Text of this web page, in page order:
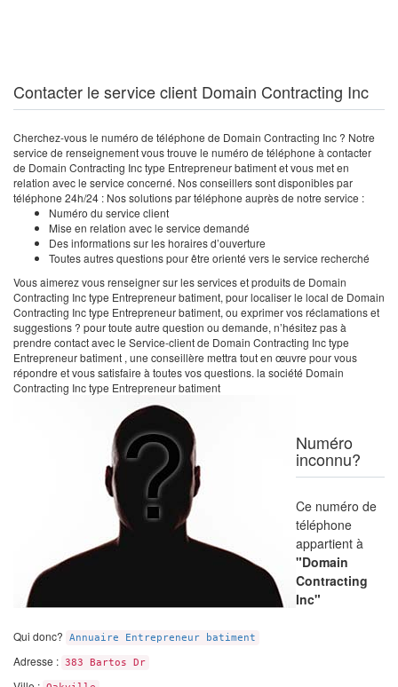
Contacter le service client Domain Contracting Inc
Cherchez-vous le numéro de téléphone de Domain Contracting Inc ? Notre
service de renseignement vous trouve le numéro de téléphone à contacter
de Domain Contracting Inc type Entrepreneur batiment et vous met en
relation avec le service concerné. Nos conseillers sont disponibles par
téléphone 24h/24 : Nos solutions par téléphone auprès de notre service :
Numéro du service client
Mise en relation avec le service demandé
Des informations sur les horaires d’ouverture
Toutes autres questions pour être orienté vers le service recherché
Vous aimerez vous renseigner sur les services et produits de Domain
Contracting Inc type Entrepreneur batiment, pour localiser le local de Domain
Contracting Inc type Entrepreneur batiment, ou exprimer vos réclamations et
suggestions ? pour toute autre question ou demande, n’hésitez pas à
prendre contact avec le Service-client de Domain Contracting Inc type
Entrepreneur batiment , une conseillère mettra tout en œuvre pour vous
répondre et vous satisfaire à toutes vos questions. la société Domain
Contracting Inc type Entrepreneur batiment
Numéro
inconnu?
Ce numéro de
téléphone
appartient à
"Domain
Contracting
Inc"
Qui donc? Annuaire Entrepreneur batiment
Adresse : 383 Bartos Dr